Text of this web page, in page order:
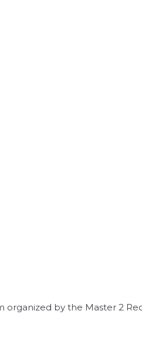
organized by the Master 2